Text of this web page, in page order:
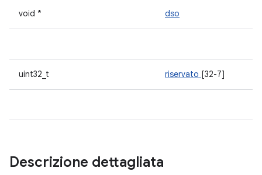
void * dso
uint32_t riservato [32-7]
Descrizione dettagliata